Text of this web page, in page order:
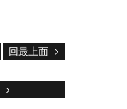
回最上面